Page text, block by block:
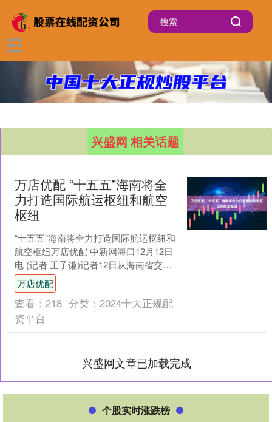
兴盛网 相关话题
万店优配 “十五五”海南将全
力打造国际航运枢纽和航空
枢纽
“十五五”海南将全力打造国际航运枢纽和
航空枢纽万店优配 中新网海口12月12日
电 (记者 王子谦)记者12日从海南省交通
运输“十四五”时期发展改革成效专场新闻
发....
万店优配
查看： 218 分类： 2024十大正规配
资平台
兴盛网文章已加载完成
个股实时涨跌榜